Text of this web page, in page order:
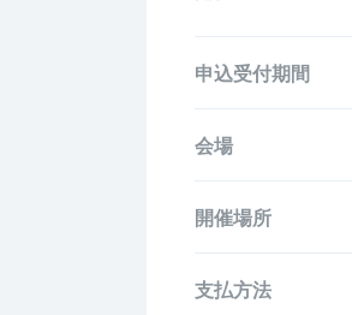
申込受付期間
会場
開催場所
支払方法